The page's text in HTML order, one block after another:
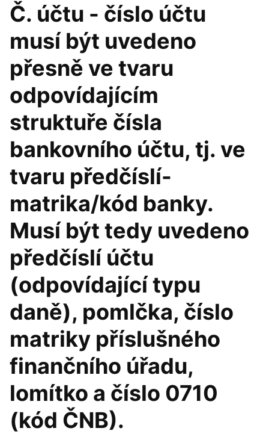
Č. účtu - číslo účtu
musí být uvedeno
přesně ve tvaru
odpovídajícím
struktuře čísla
bankovního účtu, tj. ve
tvaru předčíslí-
matrika/kód banky.
Musí být tedy uvedeno
předčíslí účtu
(odpovídající typu
daně), pomlčka, číslo
matriky příslušného
finančního úřadu,
lomítko a číslo 0710
(kód ČNB).